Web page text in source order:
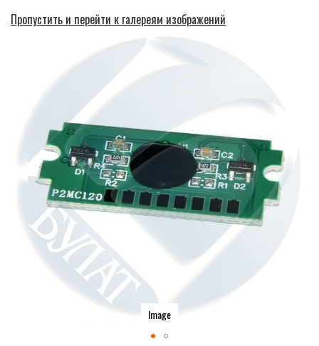
Пропустить и перейти к галереям изображений
Image